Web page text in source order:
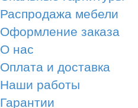
Распродажа мебели
Оформление заказа
О нас
Оплата и доставка
Наши работы
Гарантии